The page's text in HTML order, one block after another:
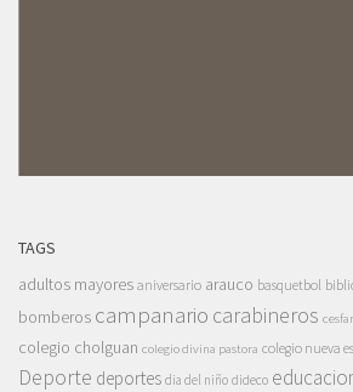
TAGS
adultos mayores aniversario arauco basquetbol
bomberos campanario carabineros
colegio cholguan colegio divina pastora colegio nueva
Deporte deportes dia del niño dideco